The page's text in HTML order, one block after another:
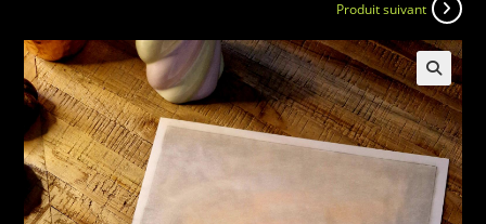
Produit suivant